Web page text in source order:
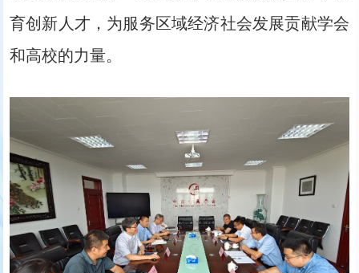
育创新人才，为服务区域经济社会发展贡献学会
和高校的力量。